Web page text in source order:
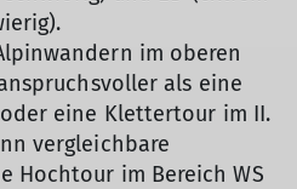
im oberen
als eine
eine Klettertour im II.
vergleichbare
Hochtour im Bereich WS